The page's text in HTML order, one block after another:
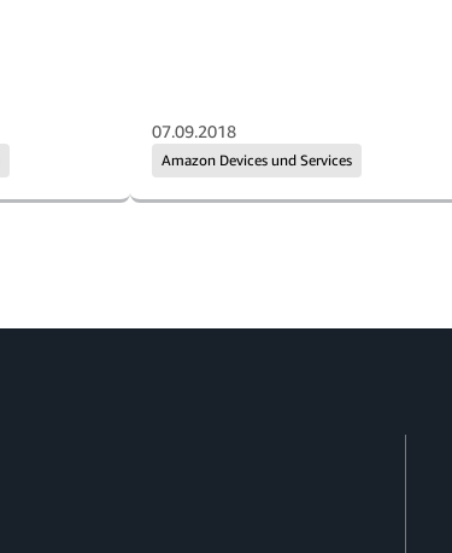
Amazon Devices und Services
07.09.2018